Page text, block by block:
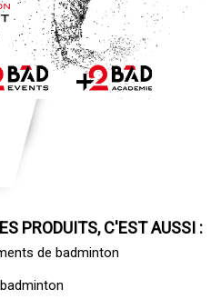
PRODUITS, C'EST AUSSI :
de badminton